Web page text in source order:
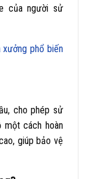
của người sử
xưởng phổ biến
cho phép sử
cách hoàn
giúp bảo vệ